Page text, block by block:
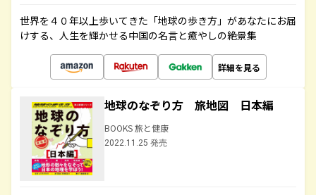
世界を４０年以上歩いてきた「地球の歩き方」があなたにお届
けする、人生を輝かせる中国の名言と癒やしの絶景集
詳細を見る
地球のなぞり方 旅地図 日本編
BOOKS 旅と健康
2022.11.25 発売